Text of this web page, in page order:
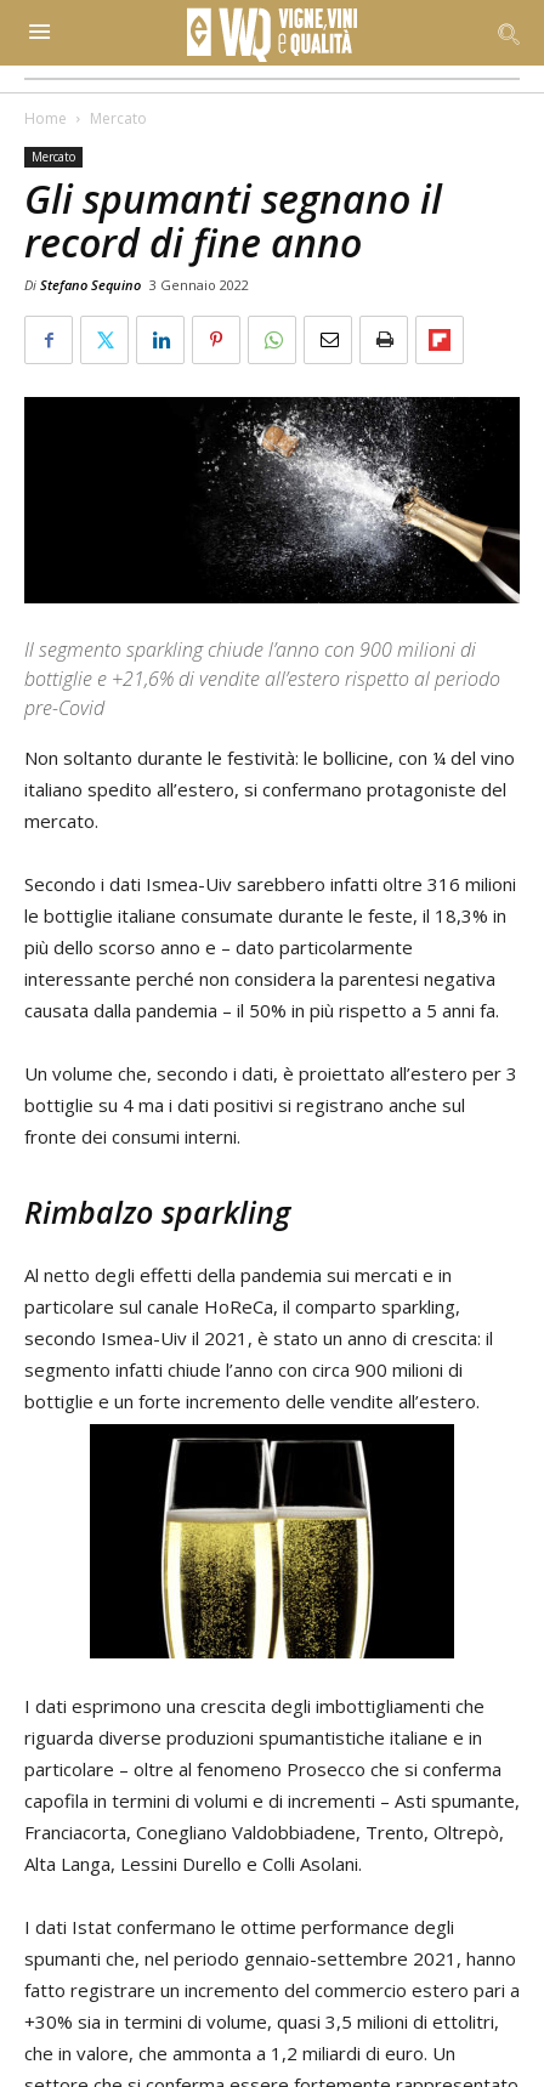
Home Mercato
Mercato
Gli spumanti segnano il
record di fine anno
Di Stefano Sequino 3 Gennaio 2022
Il segmento sparkling chiude l’anno con 900 milioni di
bottiglie e +21,6% di vendite all’estero rispetto al periodo
pre-Covid
Non soltanto durante le festività: le bollicine, con ¼ del vino
italiano spedito all’estero, si confermano protagoniste del
mercato.
Secondo i dati Ismea-Uiv sarebbero infatti oltre 316 milioni
le bottiglie italiane consumate durante le feste, il 18,3% in
più dello scorso anno e – dato particolarmente
interessante perché non considera la parentesi negativa
causata dalla pandemia – il 50% in più rispetto a 5 anni fa.
Un volume che, secondo i dati, è proiettato all’estero per 3
bottiglie su 4 ma i dati positivi si registrano anche sul
fronte dei consumi interni.
Rimbalzo sparkling
Al netto degli effetti della pandemia sui mercati e in
particolare sul canale HoReCa, il comparto sparkling,
secondo Ismea-Uiv il 2021, è stato un anno di crescita: il
segmento infatti chiude l’anno con circa 900 milioni di
bottiglie e un forte incremento delle vendite all’estero.
I dati esprimono una crescita degli imbottigliamenti che
riguarda diverse produzioni spumantistiche italiane e in
particolare – oltre al fenomeno Prosecco che si conferma
capofila in termini di volumi e di incrementi – Asti spumante,
Franciacorta, Conegliano Valdobbiadene, Trento, Oltrepò,
Alta Langa, Lessini Durello e Colli Asolani.
I dati Istat confermano le ottime performance degli
spumanti che, nel periodo gennaio-settembre 2021, hanno
fatto registrare un incremento del commercio estero pari a
+30% sia in termini di volume, quasi 3,5 milioni di ettolitri,
che in valore, che ammonta a 1,2 miliardi di euro. Un